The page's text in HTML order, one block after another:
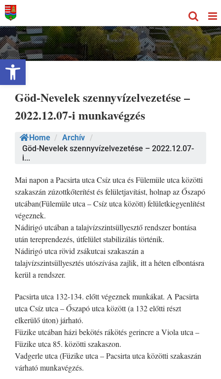
Eszköztár megnyitása
Kihagyás
Göd-Nevelek szennyvízelvezetése –
2022.12.07-i munkavégzés
Home / Archív /
Göd-Nevelek szennyvízelvezetése – 2022.12.07-
i...
Mai napon a Pacsirta utca Csíz utca és Fülemüle utca közötti
szakaszán zúzottkőterítést és felületjavítást, holnap az Őszapó
utcában(Fülemüle utca – Csíz utca között) felületkiegyenlítést
végeznek.
Nádirigó utcában a talajvízszintsüllyesztő rendszer bontása
után tereprendezés, útfelület stabilizálás történik.
Nádirigó utca rövid zsákutcai szakaszán a
talajvízszintsüllyesztés utószívása zajlik, itt a héten elbontásra
kerül a rendszer.
Pacsirta utca 132-134. előtt végeznek munkákat. A Pacsirta
utca Csíz utca – Őszapó utca között (a 132 előtti részt
elkerülő úton) járható.
Füzike utcában házi bekötés rákötés gerincre a Viola utca –
Füzike utca 85. közötti szakaszon.
Vadgerle utca (Füzike utca – Pacsirta utca közötti szakaszán
várható munkavégzés.